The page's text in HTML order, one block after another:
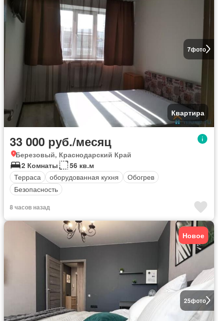
7фото
Квартира
33 000 руб./месяц
Березовый, Краснодарский Край
2 Комнаты
56 кв.м
Терраса
оборудованная кухня
Обогрев
Безопасность
8 часов назад
25фото
Новое